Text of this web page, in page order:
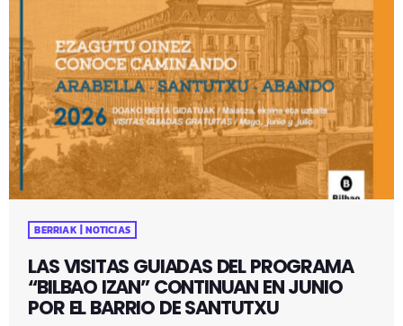
BERRIAK | NOTICIAS
LAS VISITAS GUIADAS DEL PROGRAMA
“BILBAO IZAN” CONTINUAN EN JUNIO
POR EL BARRIO DE SANTUTXU